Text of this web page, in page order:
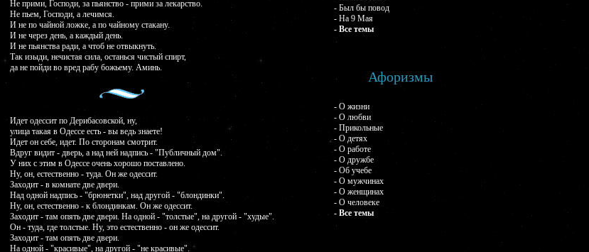
Не прими, Господи, за пьянство - прими за лекарство.
Не пьем, Господи, а лечимся.
И не по чайной ложке, а по чайному стакану.
И не через день, а каждый день.
И не пьянства ради, а чтоб не отвыкнуть.
Так изыди, нечистая сила, останься чистый спирт,
да не пойди во вред рабу божьему. Аминь.
Идет одессит по Дерибасовской, ну,
улица такая в Одессе есть - вы ведь знаете!
Идет он себе, идет. По сторонам смотрит.
Вдруг видит - дверь, а над ней надпись - "Публичный дом".
У них с этим в Одессе очень хорошо поставлено.
Ну, он, естественно - туда. Он же одессит.
Заходит - в комнате две двери.
Над одной надпись - "брюнетки", над другой - "блондинки".
Ну, он, естественно - к блондинкам. Он же одессит.
Заходит - там опять две двери. На одной - "толстые", на другой - "худые".
Он - туда, где толстые. Ну, это естественно - он же одессит.
Заходит - там опять две двери.
На одной - "красивые", на другой - "не красивые".
- Был бы повод
- На 9 Мая
- Все темы
Афоризмы
- О жизни
- О любви
- Прикольные
- О детях
- О работе
- О дружбе
- Об учебе
- О мужчинах
- О женщинах
- О человеке
- Все темы